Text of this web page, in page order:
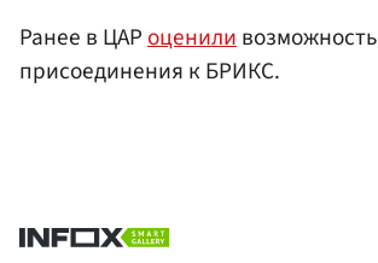
Ранее в ЦАРоцениливозможность
присоединения к БРИКС.